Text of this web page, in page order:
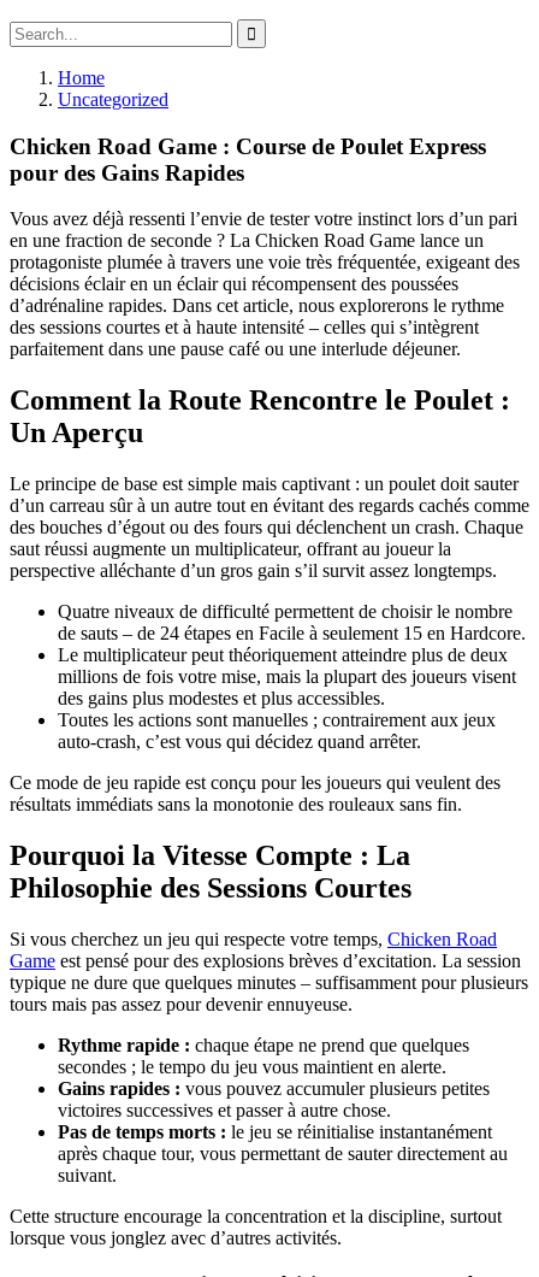
Home
Uncategorized
Chicken Road Game : Course de Poulet Express
pour des Gains Rapides
Vous avez déjà ressenti l’envie de tester votre instinct lors d’un pari
en une fraction de seconde ? La Chicken Road Game lance un
protagoniste plumée à travers une voie très fréquentée, exigeant des
décisions éclair en un éclair qui récompensent des poussées
d’adrénaline rapides. Dans cet article, nous explorerons le rythme
des sessions courtes et à haute intensité – celles qui s’intègrent
parfaitement dans une pause café ou une interlude déjeuner.
Comment la Route Rencontre le Poulet :
Un Aperçu
Le principe de base est simple mais captivant : un poulet doit sauter
d’un carreau sûr à un autre tout en évitant des regards cachés comme
des bouches d’égout ou des fours qui déclenchent un crash. Chaque
saut réussi augmente un multiplicateur, offrant au joueur la
perspective alléchante d’un gros gain s’il survit assez longtemps.
Quatre niveaux de difficulté permettent de choisir le nombre
de sauts – de 24 étapes en Facile à seulement 15 en Hardcore.
Le multiplicateur peut théoriquement atteindre plus de deux
millions de fois votre mise, mais la plupart des joueurs visent
des gains plus modestes et plus accessibles.
Toutes les actions sont manuelles ; contrairement aux jeux
auto‑crash, c’est vous qui décidez quand arrêter.
Ce mode de jeu rapide est conçu pour les joueurs qui veulent des
résultats immédiats sans la monotonie des rouleaux sans fin.
Pourquoi la Vitesse Compte : La
Philosophie des Sessions Courtes
Si vous cherchez un jeu qui respecte votre temps, Chicken Road
Game est pensé pour des explosions brèves d’excitation. La session
typique ne dure que quelques minutes – suffisamment pour plusieurs
tours mais pas assez pour devenir ennuyeuse.
Rythme rapide : chaque étape ne prend que quelques
secondes ; le tempo du jeu vous maintient en alerte.
Gains rapides : vous pouvez accumuler plusieurs petites
victoires successives et passer à autre chose.
Pas de temps morts : le jeu se réinitialise instantanément
après chaque tour, vous permettant de sauter directement au
suivant.
Cette structure encourage la concentration et la discipline, surtout
lorsque vous jonglez avec d’autres activités.